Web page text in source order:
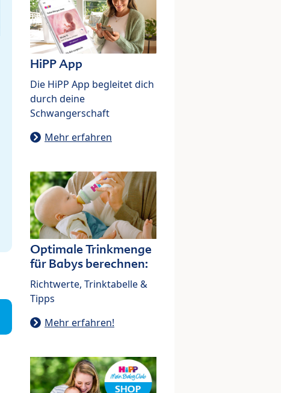
HiPP App
Die HiPP App begleitet dich
durch deine
Schwangerschaft
Mehr erfahren
Optimale Trinkmenge
für Babys berechnen:
Richtwerte, Trinktabelle &
Tipps
Mehr erfahren!